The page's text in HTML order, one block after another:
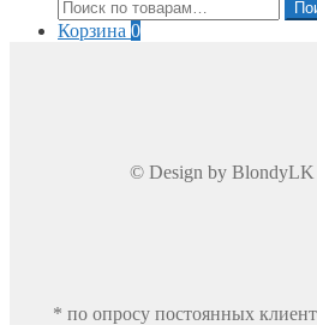
Корзина 0
© Design by BlondyLK
* по опросу постоянных